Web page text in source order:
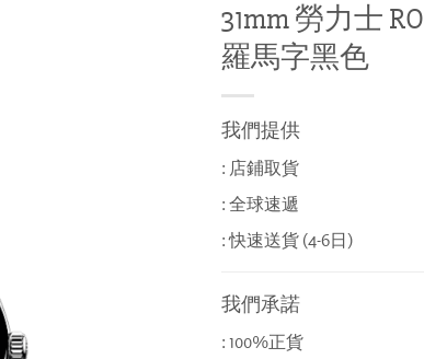
31mm 勞力士
羅馬字黑色
我們提供
: 店鋪取貨
: 全球速遞
: 快速送貨 (4-6日)
我們承諾
: 100%正貨